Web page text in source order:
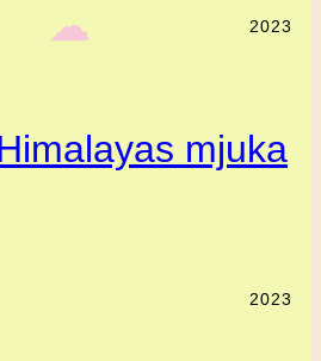
‎ ‎‎ ☁︎‎‎ 2023
mjuka
2023